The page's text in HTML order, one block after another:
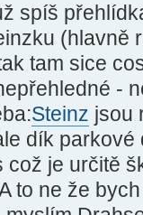
spíš
(hlavně
tam sice
-
Steinz jsou
dík
což je určitě
to ne že